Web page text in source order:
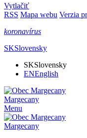
Vytlačiť
RSS Mapa webu Verzia
koronavírus
SKSlovensky
SKSlovensky
ENEnglish
Margecany
Menu
Margecany